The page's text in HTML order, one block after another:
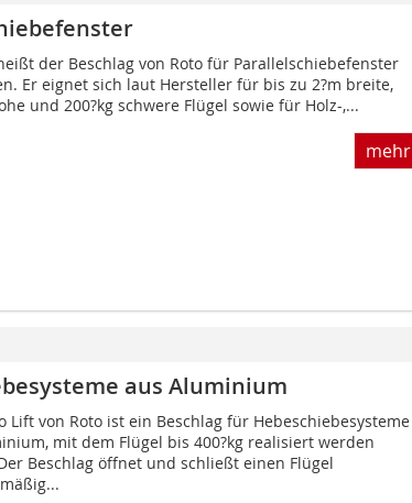
der Beschlag von Roto für Parallelschiebefenster
Er eignet sich laut Hersteller für bis zu 2?m breite,
und 200?kg schwere Flügel sowie für Holz-,...
mehr
aus Aluminium
Lift von Roto ist ein Beschlag für Hebeschiebesysteme
mit dem Flügel bis 400?kg realisiert werden
Beschlag öffnet und schließt einen Flügel